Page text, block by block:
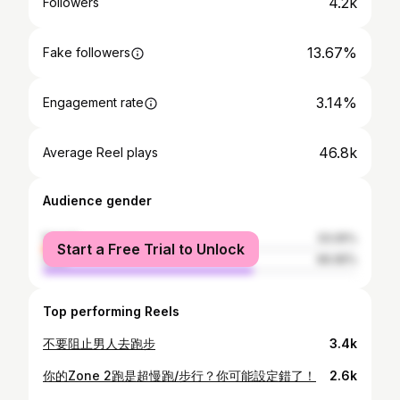
Fake followers 13.67%
Engagement rate 3.14%
Average Reel plays 46.8k
Audience gender
female
male
Start a Free Trial to Unlock
Top performing Reels
不要阻止男人去跑步 3.4k
你的Zone 2跑是超慢跑/步行？你可能設定錯了！ 2.6k